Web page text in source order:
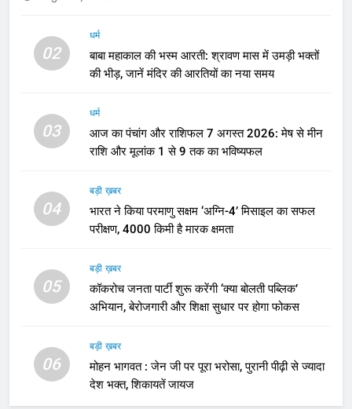
02
धर्म
बाबा महाकाल की भस्म आरती: श्रावण मास में उमड़ी भक्तों
की भीड़, जानें मंदिर की आरतियों का नया समय
03
धर्म
आज का पंचांग और राशिफल 7 अगस्त 2026: मेष से मीन
राशि और मूलांक 1 से 9 तक का भविष्यफल
04
बड़ी ख़बर
भारत ने किया परमाणु सक्षम ‘अग्नि-4’ मिसाइल का सफल
परीक्षण, 4000 किमी है मारक क्षमता
05
बड़ी ख़बर
कॉकरोच जनता पार्टी शुरू करेंगी ‘क्या बोलती पब्लिक’
अभियान, बेरोजगारी और शिक्षा सुधार पर होगा फोकस
06
बड़ी ख़बर
मोहन भागवत : जेन जी पर पूरा भरोसा, पुरानी पीढ़ी से ज्यादा
देश भक्त, शिकायतें जायज